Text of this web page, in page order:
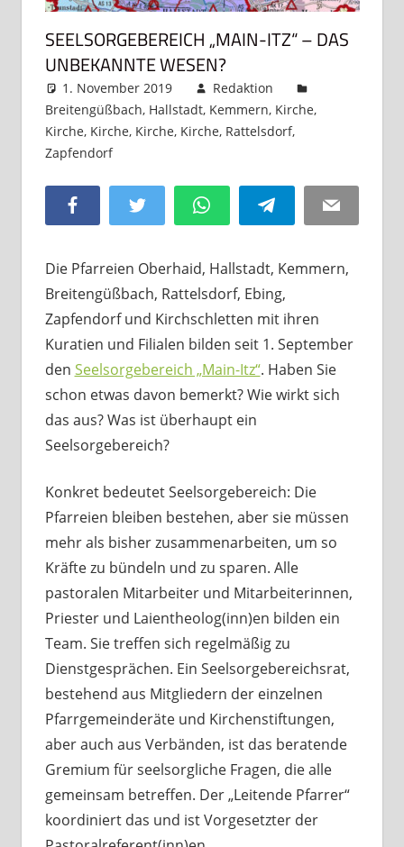
SEELSORGEBEREICH „MAIN-ITZ“ – DAS
UNBEKANNTE WESEN?
1. November 2019
Redaktion
Breitengüßbach, Hallstadt, Kemmern, Kirche,
Kirche, Kirche, Kirche, Kirche, Rattelsdorf,
Zapfendorf
Facebook Twitter WhatsAppTelegram Email
Die Pfarreien Oberhaid, Hallstadt, Kemmern,
Breitengüßbach, Rattelsdorf, Ebing,
Zapfendorf und Kirchschletten mit ihren
Kuratien und Filialen bilden seit 1. September
den Seelsorgebereich „Main-Itz“. Haben Sie
schon etwas davon bemerkt? Wie wirkt sich
das aus? Was ist überhaupt ein
Seelsorgebereich?
Konkret bedeutet Seelsorgebereich: Die
Pfarreien bleiben bestehen, aber sie müssen
mehr als bisher zusammenarbeiten, um so
Kräfte zu bündeln und zu sparen. Alle
pastoralen Mitarbeiter und Mitarbeiterinnen,
Priester und Laientheolog(inn)en bilden ein
Team. Sie treffen sich regelmäßig zu
Dienstgesprächen. Ein Seelsorgebereichsrat,
bestehend aus Mitgliedern der einzelnen
Pfarrgemeinderäte und Kirchenstiftungen,
aber auch aus Verbänden, ist das beratende
Gremium für seelsorgliche Fragen, die alle
gemeinsam betreffen. Der „Leitende Pfarrer“
koordiniert das und ist Vorgesetzter der